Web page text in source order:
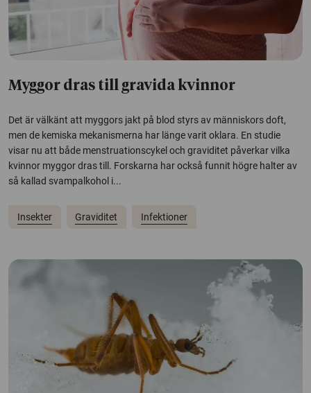
Myggor dras till gravida kvinnor
Det är välkänt att myggors jakt på blod styrs av människors doft,
men de kemiska mekanismerna har länge varit oklara. En studie
visar nu att både menstruationscykel och graviditet påverkar vilka
kvinnor myggor dras till. Forskarna har också funnit högre halter av
så kallad svampalkohol i...
Insekter Graviditet Infektioner